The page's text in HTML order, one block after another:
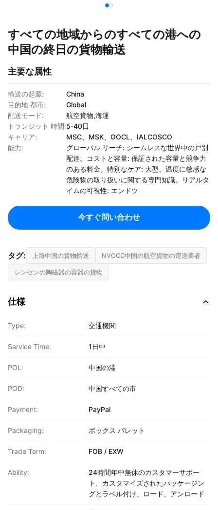
すべての地域からのすべての港への
中国の終日の貨物輸送
主要な属性
輸送の起源:
China
目的地 都市:
Global
配送モード:
航空貨物,海運
トランジット 時間:5-40日
キャリア:
MSC、MSK、OOCL、IALCOSCO
能力:
グローバル リーチ: シームレスな世界中の戸別
配達。コストと容量: 保証された容量と競争力
のある料金。特別なケア: 大型、温度に敏感な
危険物の取り扱いに関する専門知識。リアルタ
イムの可視性: エンドツ
今すぐ問い合わせ
タグ: 上海中国の貨物輸送 NVOCC中国の航空貨物の運送業者
シンセンの陶磁器の容器の貨物
仕様
Type: 交通機関
Service Time: 1日中
POL: 中国の港
POD: 中国すべての市
Payment: PayPal
Packaging: ボックス パレット
Trade Term: FOB / EXW
Ability:
24時間年中無休のカスタマーサポー
ト、カスタマイズされたパッケージン
グとラベル付け、ロード、アンロード